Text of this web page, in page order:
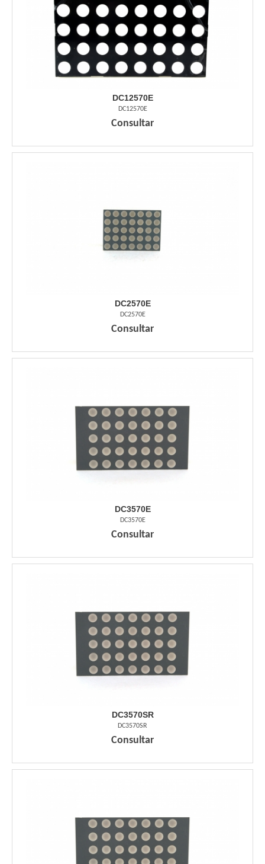
DC12570E
DC12570E
Consultar
DC2570E
DC2570E
Consultar
DC3570E
DC3570E
Consultar
DC3570SR
DC3570SR
Consultar